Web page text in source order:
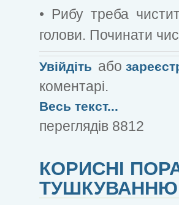
• Рибу треба
голови. Починати
Увійдіть або
коментарі.
Весь текст...
переглядів 8812
КОРИСНІ
ТУШКУВАННЮ